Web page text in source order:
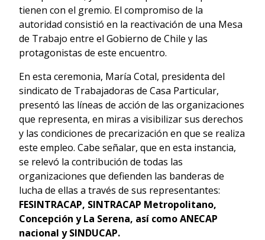
tienen con el gremio. El compromiso de la
autoridad consistió en la reactivación de una Mesa
de Trabajo entre el Gobierno de Chile y las
protagonistas de este encuentro.
En esta ceremonia, María Cotal, presidenta del
sindicato de Trabajadoras de Casa Particular,
presentó las líneas de acción de las organizaciones
que representa, en miras a visibilizar sus derechos
y las condiciones de precarización en que se realiza
este empleo. Cabe señalar, que en esta instancia,
se relevó la contribución de todas las
organizaciones que defienden las banderas de
lucha de ellas a través de sus representantes:
FESINTRACAP, SINTRACAP Metropolitano,
Concepción y La Serena, así como ANECAP
nacional y SINDUCAP.